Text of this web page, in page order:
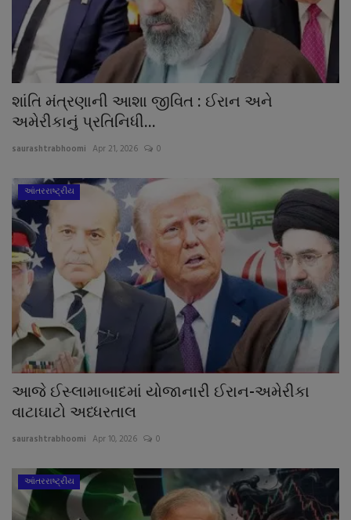
શાંતિ મંત્રણાની આશા જીવિત : ઈરાન અને
અમેરીકાનું પ્રતિનિધી...
saurashtrabhoomi Apr 21, 2026 0
આંતરરાષ્ટ્રીય
આજે ઈસ્લામાબાદમાં યોજાનારી ઈરાન-અમેરીકા
વાટાઘાટો અધ્ધરતાલ
saurashtrabhoomi Apr 10, 2026 0
આંતરરાષ્ટ્રીય